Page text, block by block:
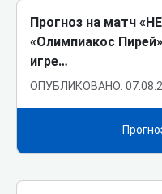
Прогноз на матч
«Олимпиакос
игре…
ОПУБЛИКОВАНО: